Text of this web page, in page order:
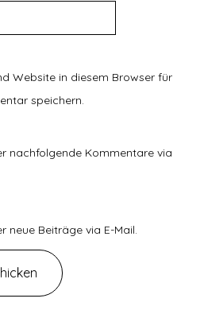
Website in diesem Browser für
speichern.
nachfolgende Kommentare via
neue Beiträge via E-Mail.